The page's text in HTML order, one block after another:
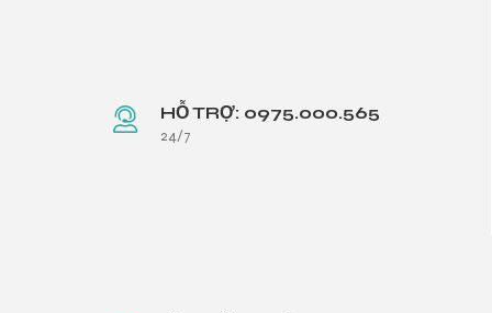
HỖ TRỢ: 0975.000.565
24/7